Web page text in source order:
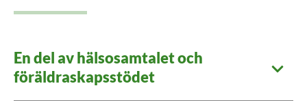
En del av hälsosamtalet och
föräldraskapsstödet